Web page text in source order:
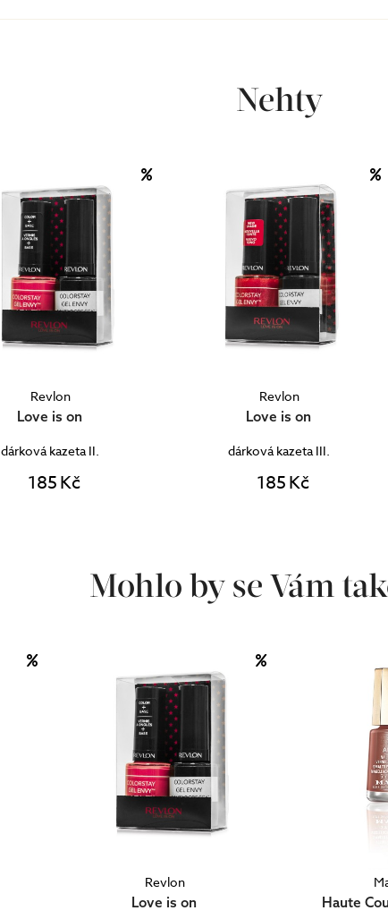
Nehty
Revlon
Love is on
dárková kazeta II.
185 Kč
Revlon
Love is on
dárková kazeta III.
185 Kč
Mohlo by se Vám
Revlon
Love is on Haute